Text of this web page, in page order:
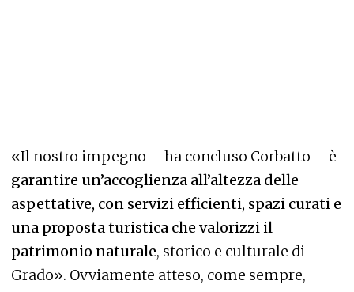
«Il nostro impegno – ha concluso Corbatto – è
garantire un’accoglienza all’altezza delle
aspettative, con servizi efficienti, spazi curati e
una proposta turistica che valorizzi il
patrimonio naturale, storico e culturale di
Grado». Ovviamente atteso, come sempre,